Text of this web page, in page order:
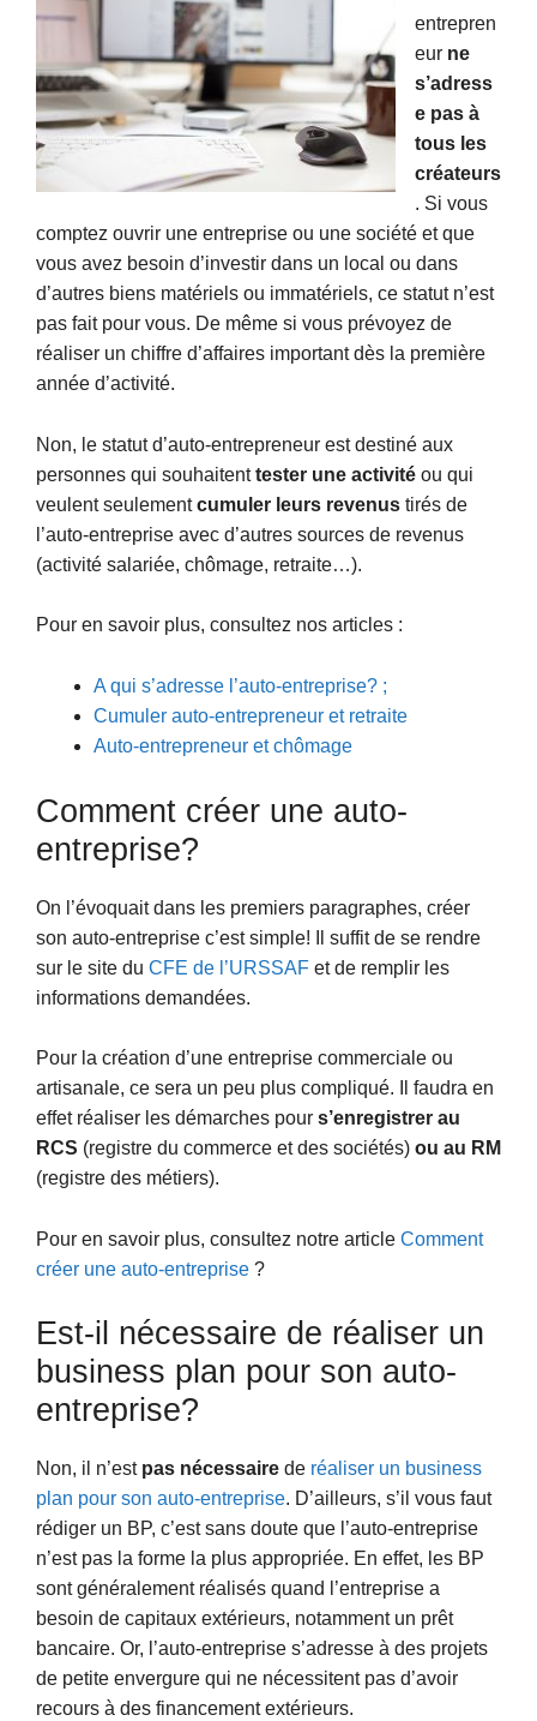
entrepren
eur ne
s’adress
e pas à
tous les
créateurs
. Si vous
comptez ouvrir une entreprise ou une société et que
vous avez besoin d’investir dans un local ou dans
d’autres biens matériels ou immatériels, ce statut n’est
pas fait pour vous. De même si vous prévoyez de
réaliser un chiffre d’affaires important dès la première
année d’activité.
Non, le statut d’auto-entrepreneur est destiné aux
personnes qui souhaitenttester une activité ou qui
veulent seulementcumuler leurs revenus tirés de
l’auto-entreprise avec d’autres sources de revenus
(activité salariée, chômage, retraite…).
Pour en savoir plus, consultez nos articles :
A qui s’adresse l’auto-entreprise? ;
Cumuler auto-entrepreneur et retraite
Auto-entrepreneur et chômage
Comment créer une auto-
entreprise?
On l’évoquait dans les premiers paragraphes, créer
son auto-entreprise c’est simple! Il suffit de se rendre
sur le site du CFE de l’URSSAF et de remplir les
informations demandées.
Pour la création d’une entreprise commerciale ou
artisanale, ce sera un peu plus compliqué. Il faudra en
effet réaliser les démarches pour s’enregistrer au
RCS (registre du commerce et des sociétés) ou au RM
(registre des métiers).
Pour en savoir plus, consultez notre article Comment
créer une auto-entreprise ?
Est-il nécessaire de réaliser un
business plan pour son auto-
entreprise?
Non, il n’est pas nécessaire de réaliser un business
plan pour son auto-entreprise. D’ailleurs, s’il vous faut
rédiger un BP, c’est sans doute que l’auto-entreprise
n’est pas la forme la plus appropriée. En effet, les BP
sont généralement réalisés quand l’entreprise a
besoin de capitaux extérieurs, notamment un prêt
bancaire. Or, l’auto-entreprise s’adresse à des projets
de petite envergure qui ne nécessitent pas d’avoir
recours à des financement extérieurs.